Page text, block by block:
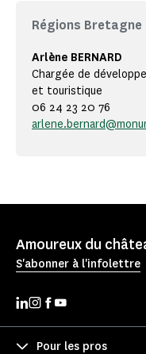
Régions
Arlène BERNARD
Chargée de
et touristique
06 24 23 20 76
Amoureux du
S'abonner à l'infolettre
Pour les pros